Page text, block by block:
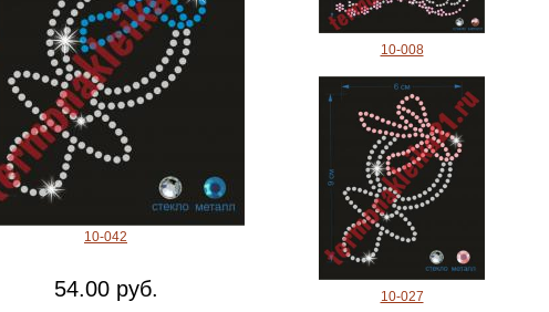
10-042
54.00 руб.
10-008
10-027